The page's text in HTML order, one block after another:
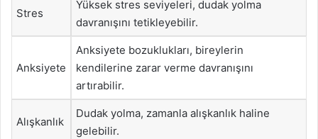
Stres
Yüksek stres seviyeleri, dudak yolma
davranışını tetikleyebilir.
Anksiyete
Anksiyete bozuklukları, bireylerin
kendilerine zarar verme davranışını
artırabilir.
Alışkanlık
Dudak yolma, zamanla alışkanlık haline
gelebilir.